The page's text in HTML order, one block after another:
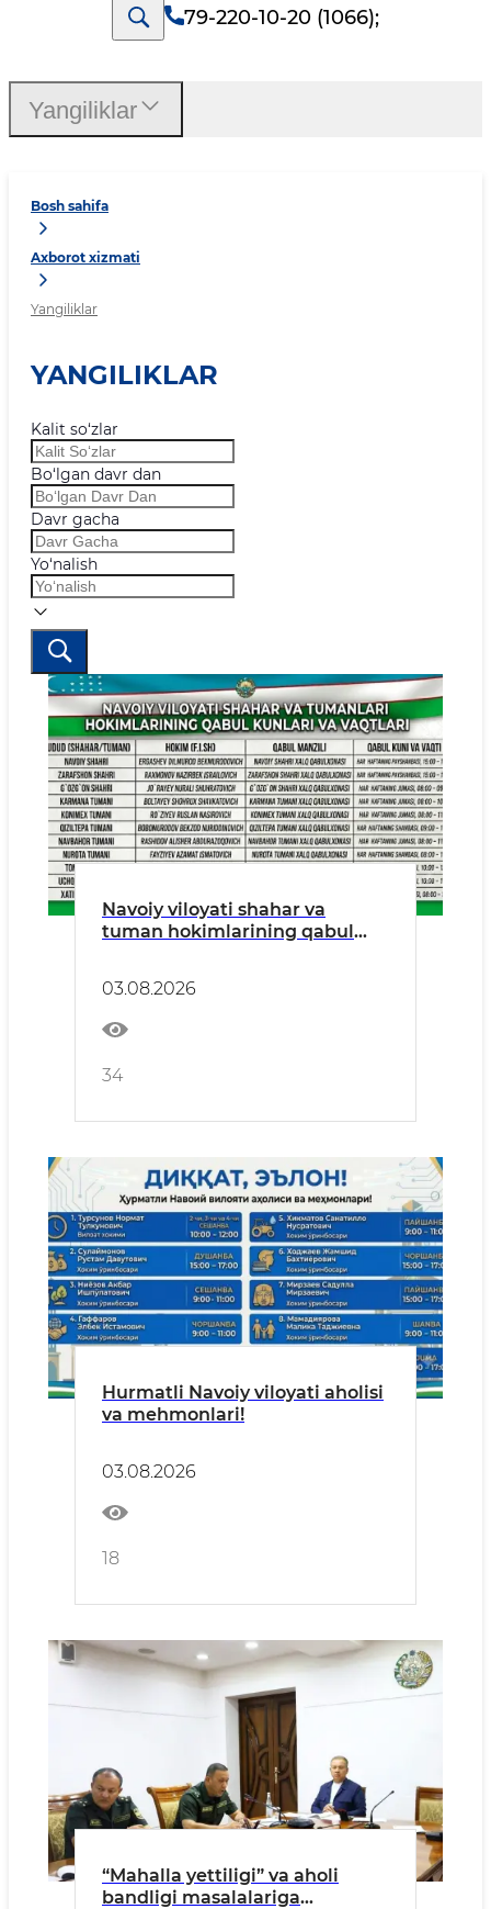
79-220-10-20 (1066);
Bosh sahifa
Axborot xizmati
Yangiliklar
YANGILIKLAR
Kalit so‘zlar
Bo‘lgan davr dan
Davr gacha
Yo‘nalish
Navoiy viloyati shahar va
tuman hokimlarining qabul
03.08.2026
34
Hurmatli Navoiy viloyati aholisi
va mehmonlari!
03.08.2026
18
“Mahalla yettiligi” va aholi
bandligi masalalariga
Yangiliklar